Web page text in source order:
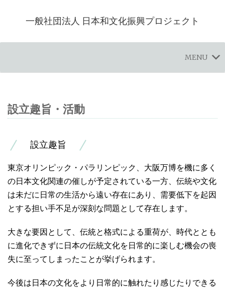
一般社団法人 日本和文化振興プロジェクト
MENU
設立趣旨・活動
設立趣旨
東京オリンピック・パラリンピック、大阪万博を機に多く
の日本文化関連の催しが予定されている一方、伝統や文化
は未だに日常の生活から遠い存在にあり、需要低下を起因
とする担い手不足が深刻な問題として存在します。
大きな要因として、伝統と格式による重荷が、時代ととも
に進化できずに日本の伝統文化を日常的に楽しむ機会の喪
失に至ってしまったことが挙げられます。
今後は日本の文化をより日常的に触れたり感じたりできる